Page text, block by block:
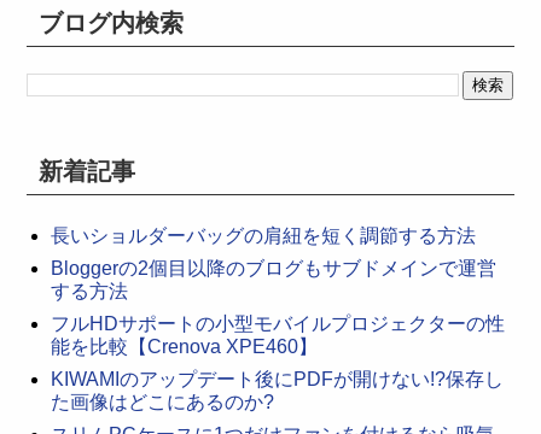
ブログ内検索
新着記事
長いショルダーバッグの肩紐を短く調節する方法
Bloggerの2個目以降のブログもサブドメインで運営
する方法
フルHDサポートの小型モバイルプロジェクターの性
能を比較【Crenova XPE460】
KIWAMIのアップデート後にPDFが開けない!?保存し
た画像はどこにあるのか?